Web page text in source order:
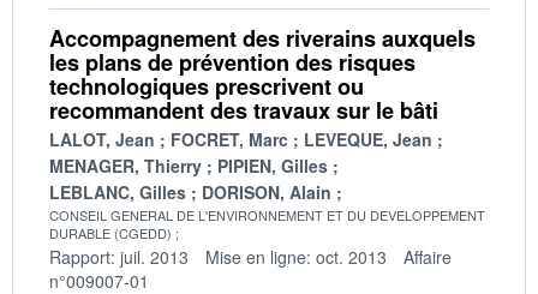
Accompagnement des riverains auxquels
les plans de prévention des risques
technologiques prescrivent ou
recommandent des travaux sur le bâti
LALOT, Jean FOCRET, Marc
LEVEQUE, Jean
MENAGER, Thierry
PIPIEN, Gilles
LEBLANC, Gilles
DORISON, Alain
CONSEIL GENERAL DE L'ENVIRONNEMENT ET DU DEVELOPPEMENT
DURABLE (CGEDD)
Rapport: juil. 2013 Mise en ligne: oct. 2013
Affaire
n°009007-01